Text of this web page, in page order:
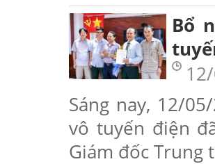
Bổ
Sáng nay, 12/
vô tuyến điện
Giám đốc Trung